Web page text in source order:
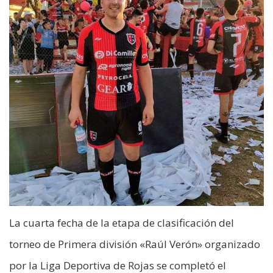
La cuarta fecha de la etapa de clasificación del
torneo de Primera división «Raúl Verón» organizado
por la Liga Deportiva de Rojas se completó el